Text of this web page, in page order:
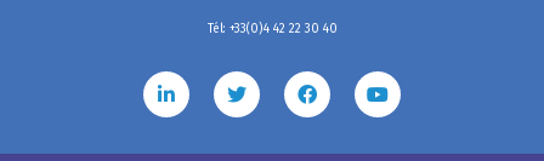
Tél: +33(0)4 42 22 30 40